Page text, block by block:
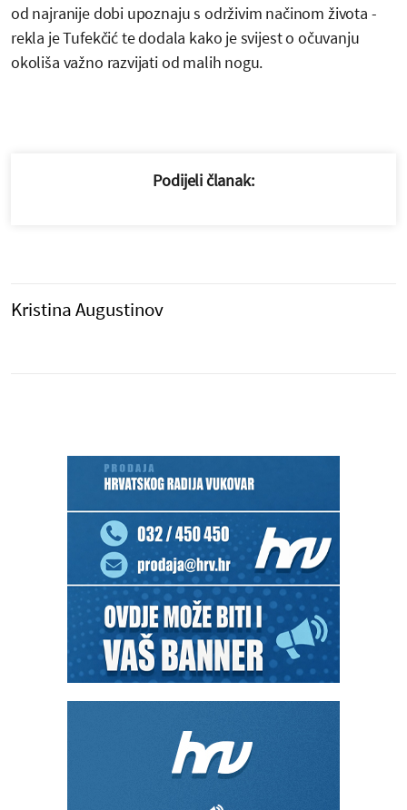
od najranije dobi upoznaju s održivim načinom života -
rekla je Tufekčić te dodala kako je svijest o očuvanju
okoliša važno razvijati od malih nogu.
Podijeli članak:
Kristina Augustinov